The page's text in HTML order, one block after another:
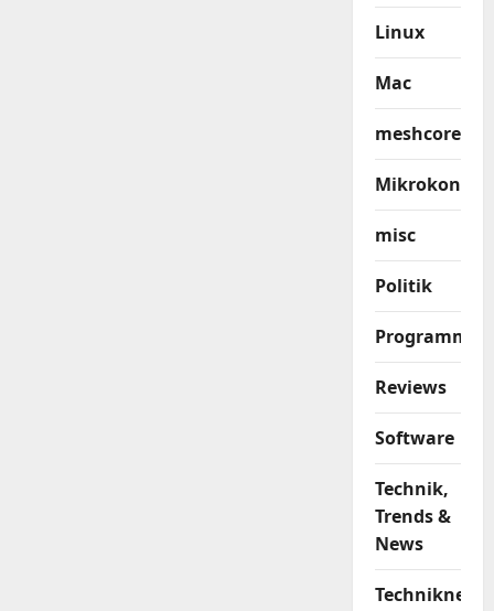
Linux
Mac
meshcore
misc
Politik
Reviews
Software
Technik,
Trends &
News
Techniknews